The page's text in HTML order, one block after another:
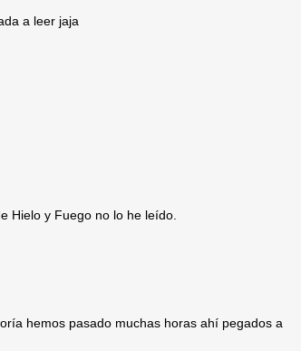
a leer jaja
Hielo y Fuego no lo he leído.
hemos pasado muchas horas ahí pegados a